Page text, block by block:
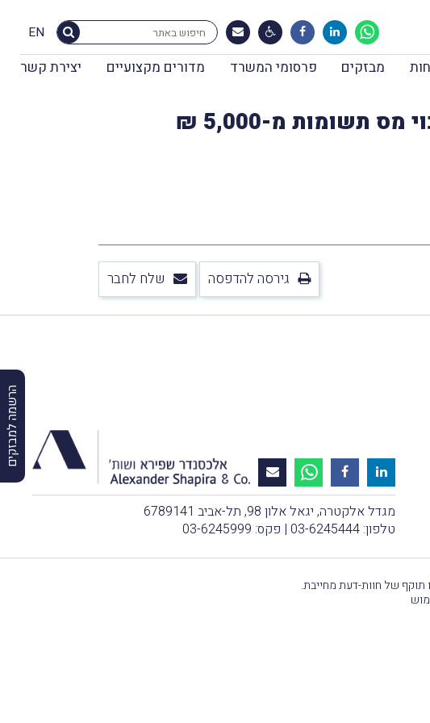
EN
מבזקים פרסומי המשרד מדורים מקצועיים יצירת קשר
הרשמה למבזקים
גירסה להדפסה שלח לחבר
מגדל אלקטרה, יגאל אלון 98, תל-אביב 6789141
טלפון: 03-6245444 | פקס: 03-6245999
תוקף של חוות-דעת מחייבת.